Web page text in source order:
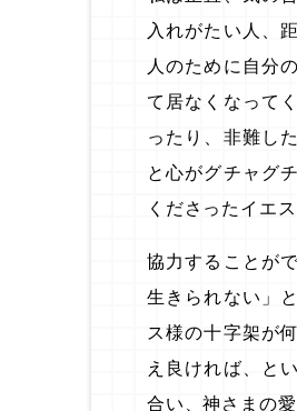
入れがたい人、
人のために自分
て居なくなって
ったり、非難し
と心がグチャグ
くださったイエ
協力することが
生きられない」
ス様の十字架が
え良ければ、と
合い、神さまの